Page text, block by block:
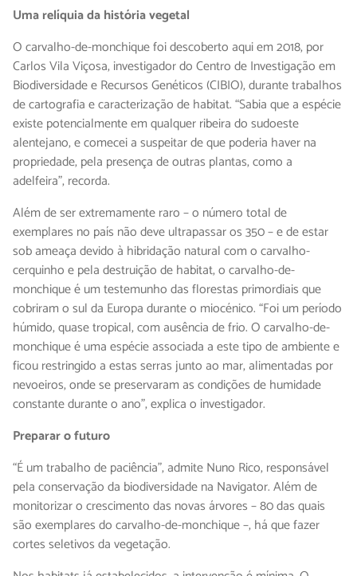
Uma relíquia da história vegetal
O carvalho-de-monchique foi descoberto aqui em 2018, por
Carlos Vila Viçosa, investigador do Centro de Investigação em
Biodiversidade e Recursos Genéticos (CIBIO), durante trabalhos
de cartografia e caracterização de habitat. “Sabia que a espécie
existe potencialmente em qualquer ribeira do sudoeste
alentejano, e comecei a suspeitar de que poderia haver na
propriedade, pela presença de outras plantas, como a
adelfeira”, recorda.
Além de ser extremamente raro – o número total de
exemplares no país não deve ultrapassar os 350 – e de estar
sob ameaça devido à hibridação natural com o carvalho-
cerquinho e pela destruição de habitat, o carvalho-de-
monchique é um testemunho das florestas primordiais que
cobriram o sul da Europa durante o miocénico. “Foi um período
húmido, quase tropical, com ausência de frio. O carvalho-de-
monchique é uma espécie associada a este tipo de ambiente e
ficou restringido a estas serras junto ao mar, alimentadas por
nevoeiros, onde se preservaram as condições de humidade
constante durante o ano”, explica o investigador.
Preparar o futuro
“É um trabalho de paciência”, admite Nuno Rico, responsável
pela conservação da biodiversidade na Navigator. Além de
monitorizar o crescimento das novas árvores – 80 das quais
são exemplares do carvalho-de-monchique –, há que fazer
cortes seletivos da vegetação.